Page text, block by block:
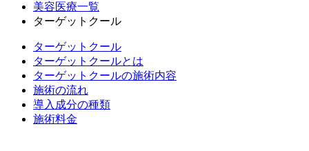
美容医療一覧
ターゲットクール
ターゲットクール
ターゲットクールとは
ターゲットクールの施術内容
施術の流れ
導入成分の種類
施術料金